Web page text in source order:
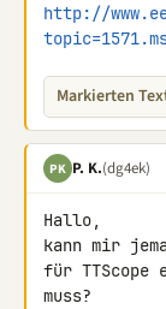
http://
Markierten
PK P. K.(dg4ek)
Hallo,
kann mir
für TTScope
muss?